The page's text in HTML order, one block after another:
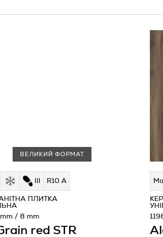
ВЕЛИКИЙ ФОРМАТ
R10 A
red STR
ПЛИТКА
/ 8 mm